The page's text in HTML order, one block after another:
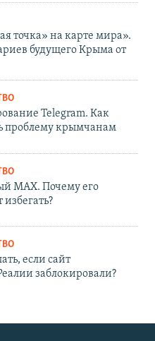
точка» на карте мира».
будущего Крыма от
Telegram. Как
проблему крымчанам
MAX. Почему его
избегать?
если сайт
заблокировали?